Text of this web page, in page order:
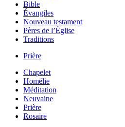
Bible
Évangiles
Nouveau testament
Pères de l’Église
Traditions
Prière
Chapelet
Homélie
Méditation
Neuvaine
Prière
Rosaire